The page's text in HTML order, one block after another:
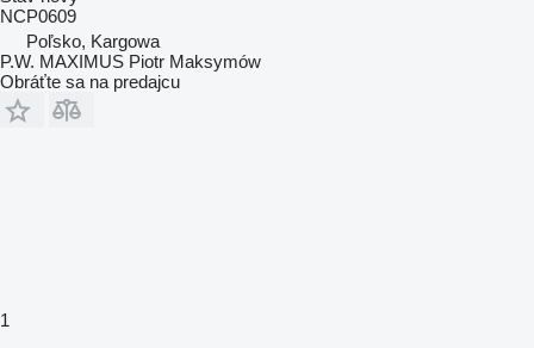
NCP0609
Poľsko, Kargowa
P.W. MAXIMUS Piotr Maksymów
Obráťte sa na predajcu
1